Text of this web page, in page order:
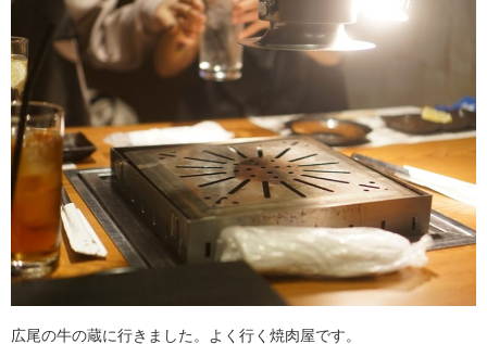
広尾の牛の蔵に行きました。よく行く焼肉屋です。